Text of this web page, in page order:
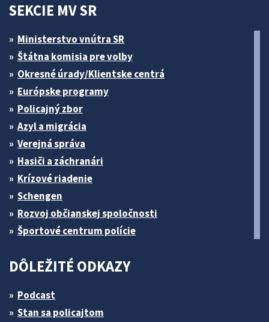
SEKCIE MV SR
Ministerstvo vnútra SR
Štátna komisia pre volby
Okresné úrady/Klientske centrá
Európske programy
Policajný zbor
Azyl a migrácia
Verejná správa
Hasiči a záchranári
Krízové riadenie
Schengen
Rozvoj občianskej spoločnosti
Športové centrum polície
DÔLEŽITÉ ODKAZY
Podcast
Stan sa policajtom